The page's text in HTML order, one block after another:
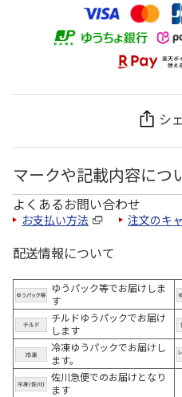
シ
マークや記載内容につ
よくあるお問い合わせ
お支払い方法 注文のキ
配送情報について
ゆうパック等でお届けしま
す
チルドゆうパックでお届け
します
冷凍ゆうパックでお届けし
ます。
佐川急便でのお届けとなり
ます